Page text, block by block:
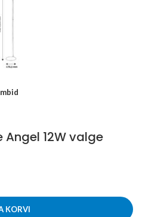
12W valge
KORVI